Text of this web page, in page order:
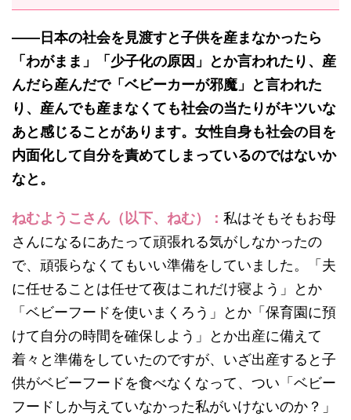
——日本の社会を見渡すと子供を産まなかったら
「わがまま」「少子化の原因」とか言われたり、産
んだら産んだで「ベビーカーが邪魔」と言われた
り、産んでも産まなくても社会の当たりがキツいな
あと感じることがあります。女性自身も社会の目を
内面化して自分を責めてしまっているのではないか
なと。
ねむようこさん（以下、ねむ）： 私はそもそもお母
さんになるにあたって頑張れる気がしなかったの
で、頑張らなくてもいい準備をしていました。「夫
に任せることは任せて夜はこれだけ寝よう」とか
「ベビーフードを使いまくろう」とか「保育園に預
けて自分の時間を確保しよう」とか出産に備えて
着々と準備をしていたのですが、いざ出産すると子
供がベビーフードを食べなくなって、つい「ベビー
フードしか与えていなかった私がいけないのか？」